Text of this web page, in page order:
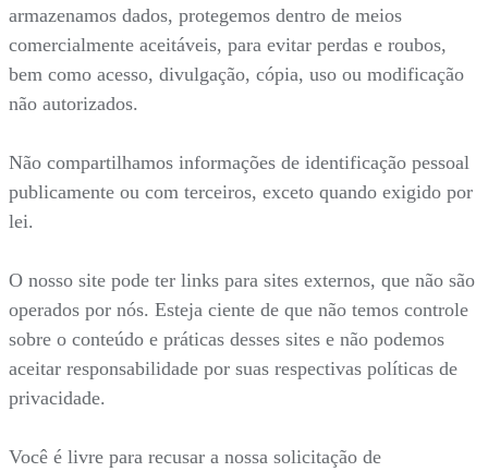
armazenamos dados, protegemos dentro de meios
comercialmente aceitáveis, para evitar perdas e roubos,
bem como acesso, divulgação, cópia, uso ou modificação
não autorizados.
Não compartilhamos informações de identificação pessoal
publicamente ou com terceiros, exceto quando exigido por
lei.
O nosso site pode ter links para sites externos, que não são
operados por nós. Esteja ciente de que não temos controle
sobre o conteúdo e práticas desses sites e não podemos
aceitar responsabilidade por suas respectivas políticas de
privacidade.
Você é livre para recusar a nossa solicitação de